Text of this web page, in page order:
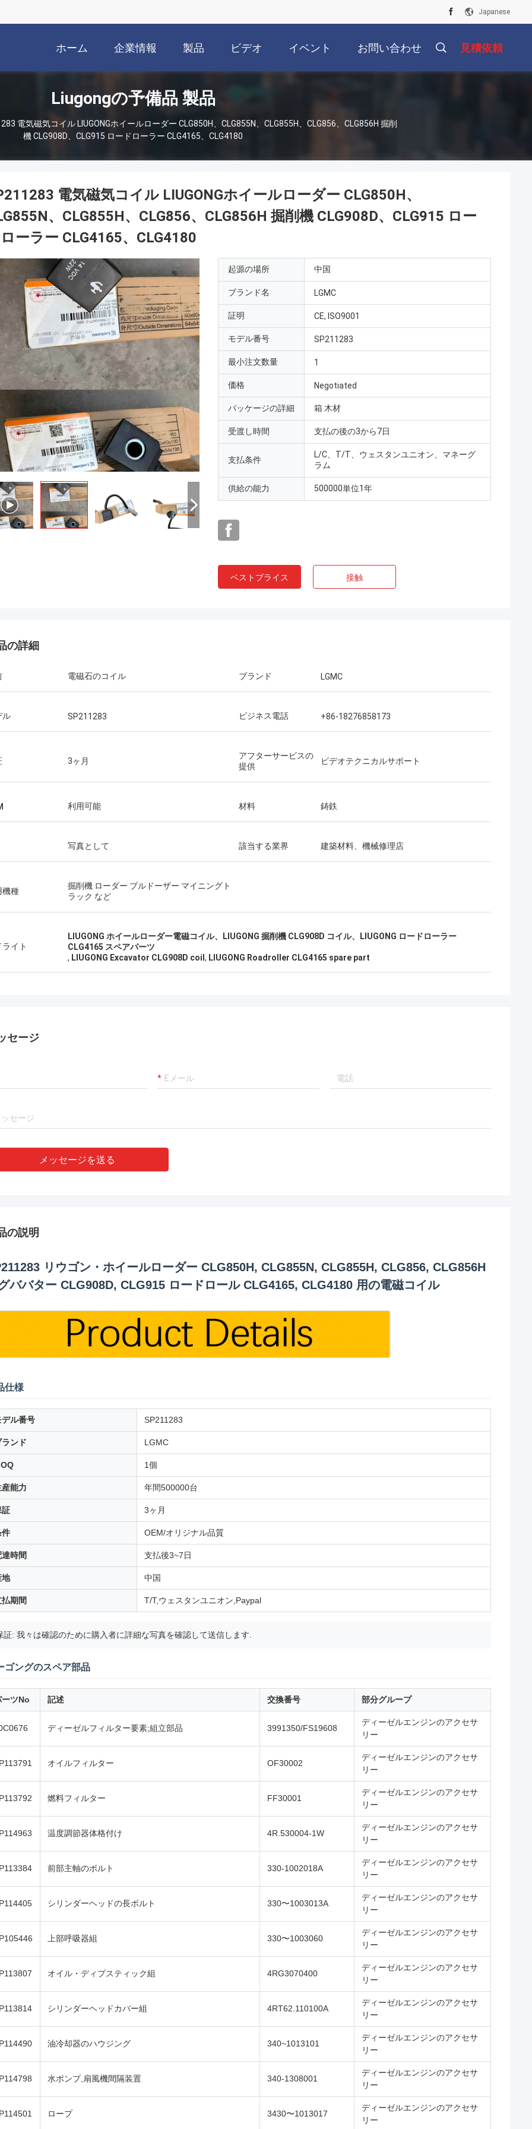
Japanese
ホーム 企業情報 製品 ビデオ イベント お問い合わせ 見積依頼
Liugongの予備品 製品
電気磁気コイル LIUGONGホイールローダー CLG850H、CLG855N、CLG855H、CLG856、CLG856H 掘削
機 CLG908D、CLG915 ロードローラー CLG4165、CLG4180
電気磁気コイル LIUGONGホイールローダー CLG850H、
、CLG855H、CLG856、CLG856H 掘削機 CLG908D、CLG915 ロー
ーラー CLG4165、CLG4180
起源の場所 中国
ブランド名 LGMC
証明 CE, ISO9001
モデル番号 SP211283
最小注文数量 1
価格 Negotiated
パッケージの詳細 箱 木材
受渡し時間 支払の後の3から7日
支払条件
L/C、T/T、ウェスタンユニオン、マネーグ
ラム
供給の能力 500000単位1年
ベストプライス 接触
の詳細
電磁石のコイル ブランド LGMC
ル SP211283 ビジネス電話 +86-18276858173
3ヶ月
アフターサービスの
提供
ビデオテクニカルサポート
利用可能 材料 鋳鉄
写真として 該当する業界 建築材料、機械修理店
機種
掘削機 ローダー ブルドーザー マイニングト
ラック など
イト
LIUGONG ホイールローダー電磁コイル、LIUGONG 掘削機 CLG908D コイル、LIUGONG ロードローラー
CLG4165 スペアパーツ
, LIUGONG Excavator CLG908D coil , LIUGONG Roadroller CLG4165 spare part
セージ
メッセージを送る
の説明
リウゴン・ホイールローダー CLG850H, CLG855N, CLG855H, CLG856, CLG856H
ババター CLG908D, CLG915 ロードロール CLG4165, CLG4180 用の電磁コイル
仕様
デル番号 SP211283
ランド LGMC
1個
産能力 年間500000台
証 3ヶ月
件 OEM/オリジナル品質
時間 支払後3~7日
地 中国
期間 T/T,ウェスタンユニオン,Paypal
証: 我々は確認のために購入者に詳細な写真を確認して送信します.
ゴングのスペア部品
ーツNo 記述 交換番号 部分グループ
ディーゼルフィルター要素;組立部品 3991350/FS19608
ディーゼルエンジンのアクセサ
リー
オイルフィルター OF30002
ディーゼルエンジンのアクセサ
リー
燃料フィルター FF30001
ディーゼルエンジンのアクセサ
リー
温度調節器体格付け 4R.530004-1W
ディーゼルエンジンのアクセサ
リー
前部主軸のボルト 330-1002018A
ディーゼルエンジンのアクセサ
リー
シリンダーヘッドの長ボルト 330〜1003013A
ディーゼルエンジンのアクセサ
リー
上部呼吸器組 330〜1003060
ディーゼルエンジンのアクセサ
リー
オイル・ディプスティック組 4RG3070400
ディーゼルエンジンのアクセサ
リー
シリンダーヘッドカバー組 4RT62.110100A
ディーゼルエンジンのアクセサ
リー
油冷却器のハウジング 340~1013101
ディーゼルエンジンのアクセサ
リー
水ポンプ,扇風機間隔装置 340-1308001
ディーゼルエンジンのアクセサ
リー
ロープ 3430〜1013017
ディーゼルエンジンのアクセサ
リー